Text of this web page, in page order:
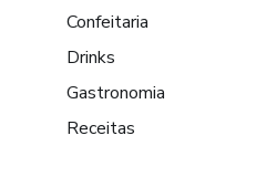
Confeitaria
Drinks
Gastronomia
Receitas